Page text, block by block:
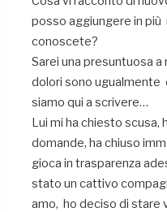
posso aggiungere in
conoscete?
Sarei una presuntuosa
dolori sono ugualmente
siamo qui a scrivere…
Lui mi ha chiesto
domande, ha chiuso
gioca in trasparenza
stato un cattivo
amo, ho deciso di stare